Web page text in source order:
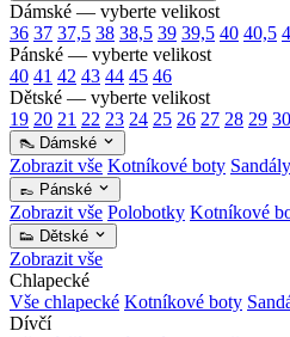
Dámské — vyberte velikost
36 37 37,5 38 38,5 39 39,5 40 40,5
Pánské — vyberte velikost
40 41 42 43 44 45 46
Dětské — vyberte velikost
19 20 21 22 23 24 25 26 27 28 29 30
👠 Dámské
Zobrazit vše Kotníkové boty Sandály
👞 Pánské
Zobrazit vše Polobotky Kotníkové
👟 Dětské
Zobrazit vše
Chlapecké
Vše chlapecké Kotníkové boty
Dívčí